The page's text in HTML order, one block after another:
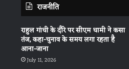
राजनीति
राहुल गांधी के दौरे पर सीएम धामी ने कसा
तंज, कहा-चुनाव के समय लगा रहता है
आना-जाना
July 11, 2026